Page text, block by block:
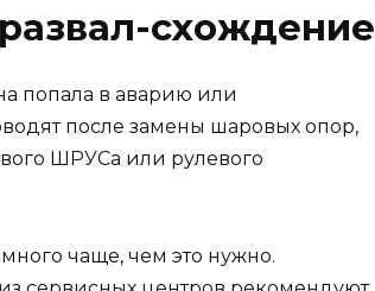
схождение
попала в аварию или
после замены шаровых опор,
ШРУСа или рулевого
чаще, чем это нужно.